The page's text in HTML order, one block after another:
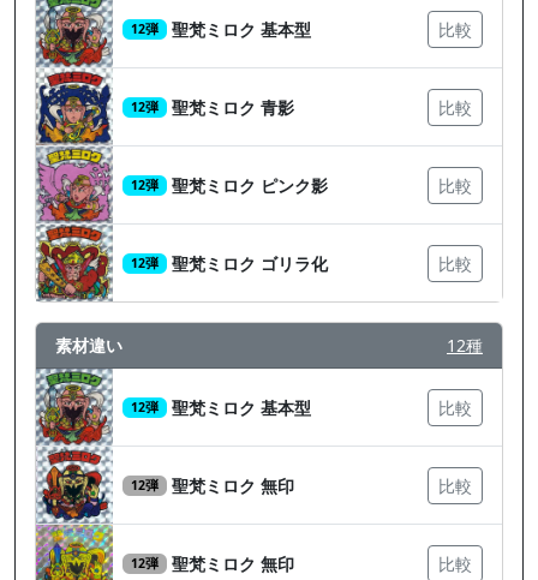
12弾 聖梵ミロク 基本型 比較
12弾 聖梵ミロク 青影 比較
12弾 聖梵ミロク ピンク影 比較
12弾 聖梵ミロク ゴリラ化 比較
素材違い 12種
12弾 聖梵ミロク 基本型 比較
12弾 聖梵ミロク 無印 比較
12弾 聖梵ミロク 無印 比較